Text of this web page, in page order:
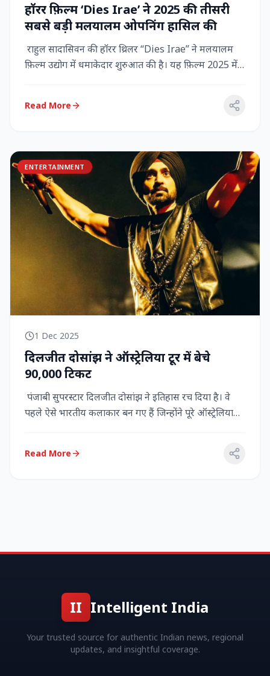
हॉरर फ़िल्म ‘Dies Irae’ ने 2025 की तीसरी
सबसे बड़ी मलयालम ओपनिंग हासिल की
राहुल सादासिवन की हॉरर थ्रिलर “Dies Irae” ने मलयालम
फ़िल्म उद्योग में धमाकेदार शुरुआत की है। यह फ़िल्म 2025 में
Read More
ENTERTAINMENT
1 Dec 2025
दिलजीत दोसांझ ने ऑस्ट्रेलिया टूर में बेचे
90,000 टिकट
पंजाबी सुपरस्टार दिलजीत दोसांझ ने इतिहास रच दिया है। वे
पहले ऐसे भारतीय कलाकार बन गए हैं जिन्होंने पूरे ऑस्ट्रेलिया
Read More
II Intelligent India
Your trusted source for authentic Indian news, regional
updates, and insightful coverage.